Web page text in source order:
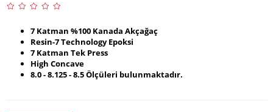
7 Katman %100 Kanada Akçağaç
Resin-7 Technology Epoksi
7 Katman Tek Press
High Concave
8.0 - 8.125 - 8.5 Ölçüleri bulunmaktadır.